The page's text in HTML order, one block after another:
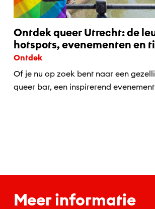
Ontdek queer Utrecht: de
hotspots, evenementen en
Ontdek
Of je nu op zoek bent naar een
queer bar, een inspirerend
Meer informatie